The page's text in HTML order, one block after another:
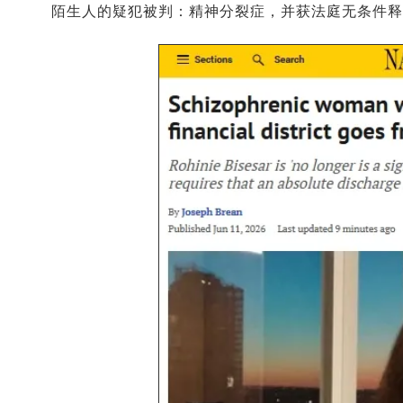
陌生人的疑犯被判：精神分裂症，并获法庭无条件